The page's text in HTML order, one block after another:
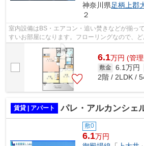
神奈川県足柄上郡
２
室内設備はBS・エアコン・追い焚きなどが揃っ
すいお部屋になります。フローリングなので、ど
す。このお部屋は54.45㎡です。こちら...
6.1万円 (管
敷金 6.1万円
2階 / 2LDK /
賃貸 | アパート パレ・アルカンシェ
敷0
6.1万円